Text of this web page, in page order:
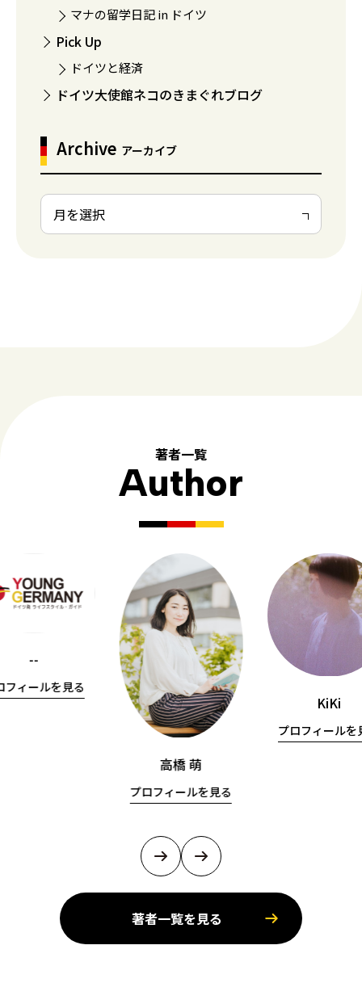
マナの留学日記 in ドイツ
Pick Up
ドイツと経済
ドイツ大使館ネコのきまぐれブログ
Archive アーカイブ
著者一覧
Author
--
フィールを見る
高橋 萌
プロフィールを見る
KiKi
プロフィールを
著者一覧を見る